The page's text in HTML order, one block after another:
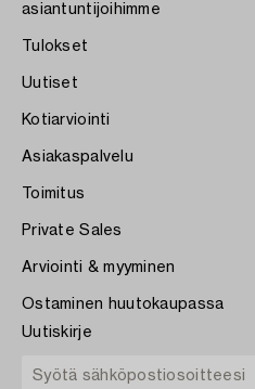
asiantuntijoihimme
Tulokset
Uutiset
Kotiarviointi
Asiakaspalvelu
Toimitus
Private Sales
Arviointi & myyminen
Ostaminen huutokaupassa
Uutiskirje